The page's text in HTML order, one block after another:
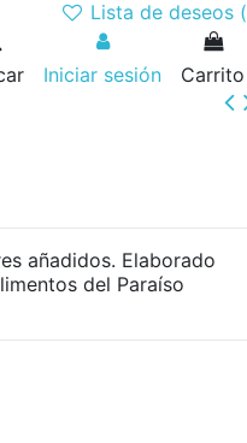
Lista de deseos (
Iniciar sesión
Carrito
añadidos. Elaborado
del Paraíso